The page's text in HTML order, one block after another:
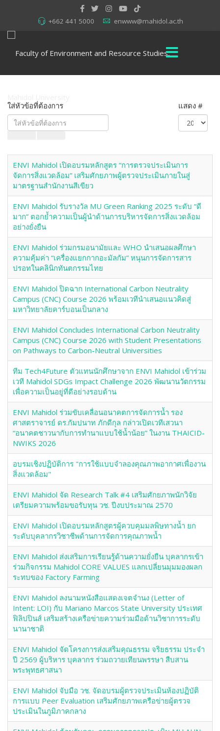
+662 441 5000 enwww@mahidol.ac.th
ใส่หัวข้อที่ต้องการ แสดง #
ENVI Mahidol เปิดอบรมหลักสูตร “การตรวจประเมินการ
จัดการสิ่งแวดล้อม” เสริมศักยภาพผู้ตรวจประเมินภายในสู่
มาตรฐานสำนักงานสีเขียว
ENVI Mahidol รับรางวัล MU Green Ranking 2025 ระดับ “ดี
มาก” ตอกย้ำความเป็นผู้นำด้านการบริหารจัดการสิ่งแวดล้อม
อย่างยั่งยืน
ENVI Mahidol ร่วมกรมอนามัยและ WHO นำเสนอผลศึกษา
ความคุ้มค่า “เครื่องแยกกากอะมัลกัม” หนุนการจัดการสาร
ปรอทในคลินิกทันตกรรมไทย
ENVI Mahidol ปิดฉาก International Carbon Neutrality
Campus (CNC) Course 2026 พร้อมเวทีนำเสนอแนวคิดสู่
มหาวิทยาลัยคาร์บอนเป็นกลาง
ENVI Mahidol Concludes International Carbon Neutrality
Campus (CNC) Course 2026 with Student Presentations
on Pathways to Carbon-Neutral Universities
ทีม Tech4Future ตัวแทนนักศึกษาจาก ENVI Mahidol เข้าร่วม
เวที Mahidol SDGs Impact Challenge 2026 พัฒนานวัตกรรม
เพื่อความเป็นอยู่ที่ดีอย่างรอบด้าน
ENVI Mahidol ร่วมขับเคลื่อนอนาคตการจัดการน้ำ รอง
ศาสตราจารย์ ดร.กัมปนาท ภักดีกุล กล่าวเปิดเวทีเสวนา
“อนาคตชาวนากับการทำนาแบบใช้น้ำน้อย” ในงาน THAICID-
NWIKS 2026
อบรมเชิงปฏิบัติการ "การใช้แบบจำลองคุณภาพอากาศเพื่องาน
สิ่งแวดล้อม"
ENVI Mahidol จัด Research Talk #4 เสริมศักยภาพนักวิจัย
เตรียมความพร้อมขอรับทุน วช. ปีงบประมาณ 2570
ENVI Mahidol เปิดอบรมหลักสูตรผู้ควบคุมมลพิษทางน้ำ ยก
ระดับบุคลากรวิชาชีพด้านการจัดการคุณภาพน้ำ
ENVI Mahidol ส่งเสริมการเรียนรู้ด้านความยั่งยืน บุคลากรเข้า
ร่วมกิจกรรม Mahidol CORE VALUES แลกเปลี่ยนมุมมองผลก
ระทบของ Factory Farming
ENVI Mahidol ลงนามหนังสือแสดงเจตจำนง (Letter of
Intent: LOI) กับ Mariano Marcos State University ประเทศ
ฟิลิปปินส์ เสริมสร้างเครือข่ายความร่วมมือด้านวิชาการระดับ
นานาชาติ
ENVI Mahidol จัดโครงการส่งเสริมคุณธรรม จริยธรรม ประจำ
ปี 2569 ผู้บริหาร บุคลากร ร่วมถวายเทียนพรรษา สืบสาน
พระพุทธศาสนา
ENVI Mahidol จับมือ วช. จัดอบรมผู้ตรวจประเมินห้องปฏิบัติ
การแบบ Peer Evaluation เสริมศักยภาพเครือข่ายผู้ตรวจ
ประเมินในภูมิภาคกลาง